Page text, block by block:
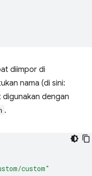
diimpor di
nama (di sini:
digunakan dengan
.
custom"